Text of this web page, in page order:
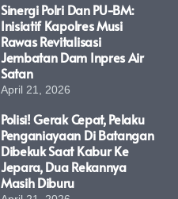
Sinergi Polri Dan PU-BM:
Inisiatif Kapolres Musi
Rawas Revitalisasi
Jembatan Dam Inpres Air
Satan
April 21, 2026
Polisi! Gerak Cepat, Pelaku
Penganiayaan Di Batangan
Dibekuk Saat Kabur Ke
Jepara, Dua Rekannya
Masih Diburu